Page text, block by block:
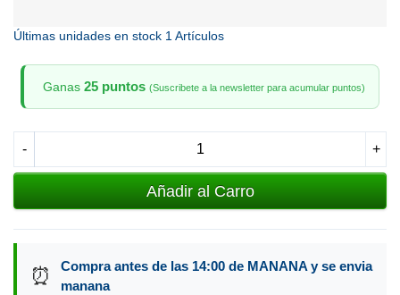
Últimas unidades en stock 1 Artículos
Ganas 25 puntos (Suscribete a la newsletter para acumular puntos)
- +
Añadir al Carro
⏰
Compra antes de las 14:00 de MANANA y se envia
manana